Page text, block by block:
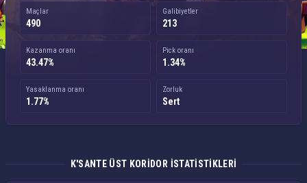
Maçlar
490
Galibiyetler
213
Kazanma oranı
43.47%
Pick oranı
1.34%
Yasaklanma oranı
1.77%
Zorluk
Sert
K'SANTE ÜST KORIDOR ISTATISTIKLERI